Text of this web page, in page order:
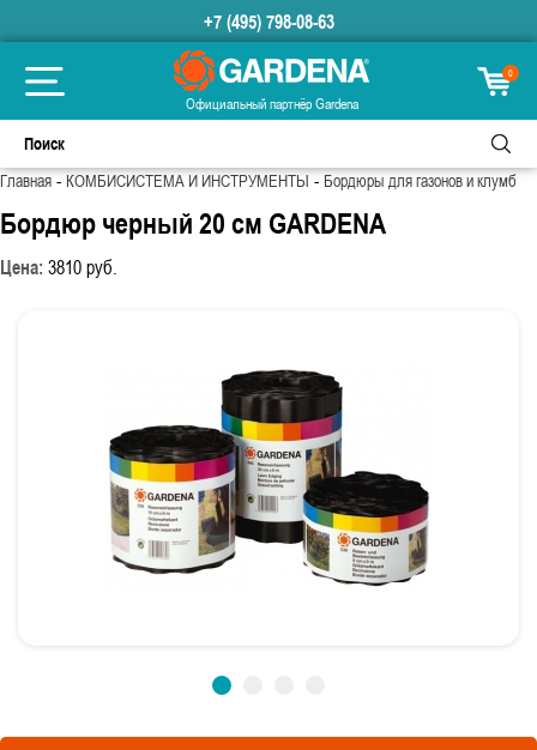
+7 (495) 798-08-63
Официальный партнёр Gardena
0
Главная-КОМБИСИСТЕМА И ИНСТРУМЕНТЫ-Бордюры для газонов и клумб
Бордюр черный 20 см GARDENA
Цена: 3810руб.